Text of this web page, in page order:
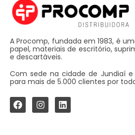
A Procomp, fundada em 1983, é
papel, materiais de escritório,
e descartáveis.
Com sede na cidade de Jundiaí
para mais de 5.000 clientes por